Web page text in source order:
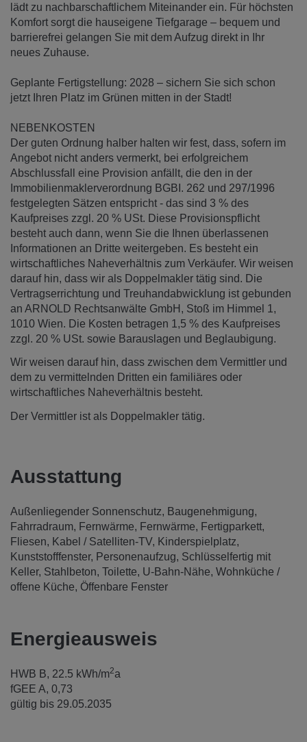
lädt zu nachbarschaftlichem Miteinander ein. Für höchsten
Komfort sorgt die hauseigene Tiefgarage – bequem und
barrierefrei gelangen Sie mit dem Aufzug direkt in Ihr
neues Zuhause.
Geplante Fertigstellung: 2028 – sichern Sie sich schon
jetzt Ihren Platz im Grünen mitten in der Stadt!
NEBENKOSTEN
Der guten Ordnung halber halten wir fest, dass, sofern im
Angebot nicht anders vermerkt, bei erfolgreichem
Abschlussfall eine Provision anfällt, die den in der
Immobilienmaklerverordnung BGBI. 262 und 297/1996
festgelegten Sätzen entspricht - das sind 3 % des
Kaufpreises zzgl. 20 % USt. Diese Provisionspflicht
besteht auch dann, wenn Sie die Ihnen überlassenen
Informationen an Dritte weitergeben. Es besteht ein
wirtschaftliches Naheverhältnis zum Verkäufer. Wir weisen
darauf hin, dass wir als Doppelmakler tätig sind. Die
Vertragserrichtung und Treuhandabwicklung ist gebunden
an ARNOLD Rechtsanwälte GmbH, Stoß im Himmel 1,
1010 Wien. Die Kosten betragen 1,5 % des Kaufpreises
zzgl. 20 % USt. sowie Barauslagen und Beglaubigung.
Wir weisen darauf hin, dass zwischen dem Vermittler und
dem zu vermittelnden Dritten ein familiäres oder
wirtschaftliches Naheverhältnis besteht.
Der Vermittler ist als Doppelmakler tätig.
Ausstattung
Außenliegender Sonnenschutz
Baugenehmigung
Fahrradraum
Fernwärme Fernwärme
Fertigparkett
Fliesen
Kabel / Satelliten-TV
Kinderspielplatz
Kunststofffenster
Personenaufzug Schlüsselfertig mit
Keller Stahlbeton Toilette U-Bahn-Nähe Wohnküche /
offene Küche Öffenbare Fenster
Energieausweis
HWB B, 22.5 kWh/m2a
fGEE A, 0,73
gültig bis 29.05.2035